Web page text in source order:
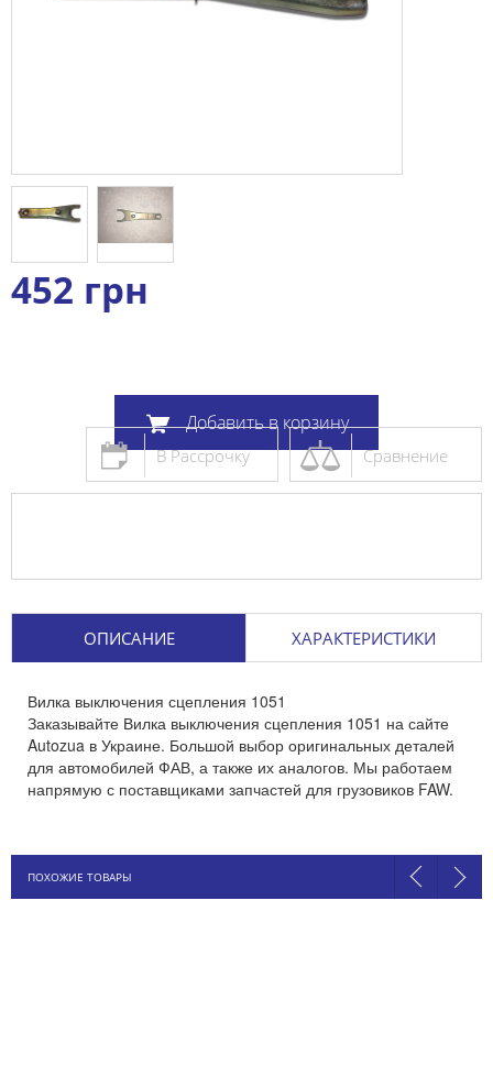
452 грн
Добавить в корзину
Сравнение
В Рассрочку
ОПИСАНИЕ ХАРАКТЕРИСТИКИ
Вилка выключения сцепления 1051
Заказывайте Вилка выключения сцепления 1051 на сайте
Autozua в Украине. Большой выбор оригинальных деталей
для автомобилей ФАВ, а также их аналогов. Мы работаем
напрямую с поставщиками запчастей для грузовиков FAW.
ПОХОЖИЕ ТОВАРЫ